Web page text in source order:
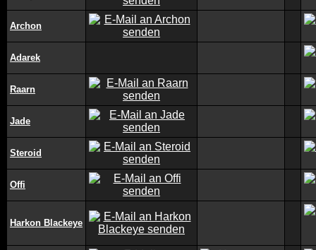
Archon
Adarek
Raarn
Jade
Steroid
Offi
Harkon Blackeye